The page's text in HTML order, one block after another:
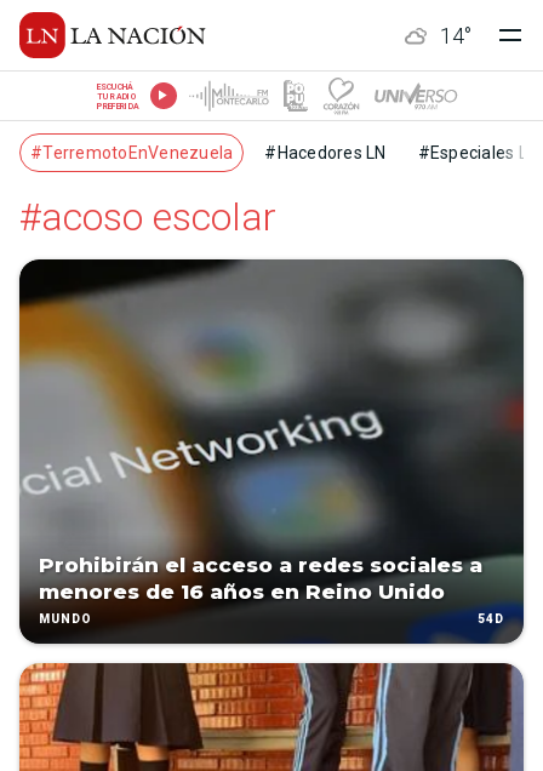
14°
ESCUCHÁ
TU RADIO
PREFERIDA
#TerremotoEnVenezuela #Hacedores LN #Especiales LN
#acoso escolar
Prohibirán el acceso a redes sociales a
menores de 16 años en Reino Unido
MUNDO 54D